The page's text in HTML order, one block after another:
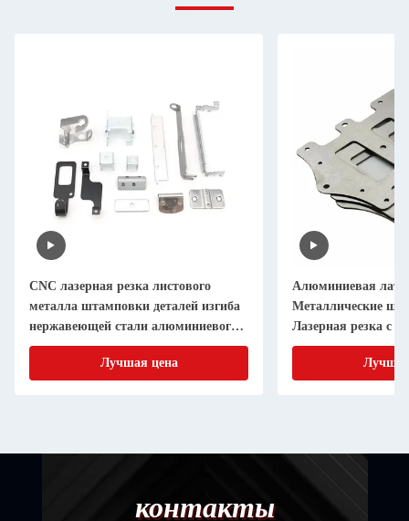
CNC лазерная резка листового
металла штамповки деталей изгиба
нержавеющей стали алюминиевого
листа металлической изготовления
Лучшая цена
Алюминиевая
Металлические
Лазерная резка с
контакты